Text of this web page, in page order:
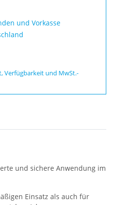
und Vorkasse
Verfügbarkeit und MwSt.-
und sichere Anwendung im
Einsatz als auch für